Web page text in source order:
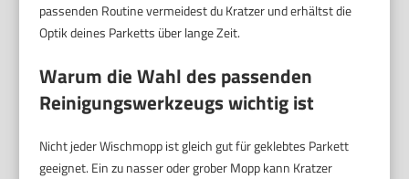
passenden Routine vermeidest du Kratzer und erhältst die
Optik deines Parketts über lange Zeit.
Warum die Wahl des passenden
Reinigungswerkzeugs wichtig ist
Nicht jeder Wischmopp ist gleich gut für geklebtes Parkett
geeignet. Ein zu nasser oder grober Mopp kann Kratzer